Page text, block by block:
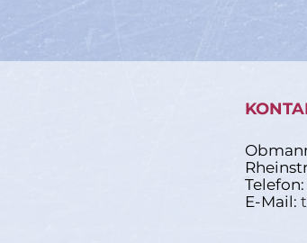
Telefon:
E-Mail: